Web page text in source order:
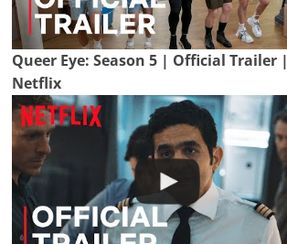
Queer Eye: Season 5 | Official Trailer |
Netflix